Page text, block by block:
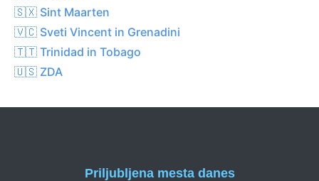
🇸🇽 Sint Maarten
🇻🇨 Sveti Vincent in Grenadini
🇹🇹 Trinidad in Tobago
🇺🇸 ZDA
Priljubljena mesta danes